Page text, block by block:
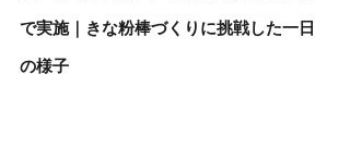
で実施｜きな粉棒づくりに挑戦した一日
の様子